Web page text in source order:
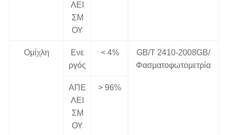
ΛΕΙ
ΣΜ
ΟΥ
Ομίχλη
Ενε
ργός
< 4%
GB/T 2410-2008GB/
Φασματοφωτομετρία
ΑΠΕ
ΛΕΙ
ΣΜ
ΟΥ
> 96%